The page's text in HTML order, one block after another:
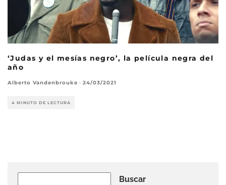
‘Judas y el mesías negro’, la película negra del
año
Alberto Vandenbrouke · 24/03/2021
4 MINUTO DE LECTURA
Buscar